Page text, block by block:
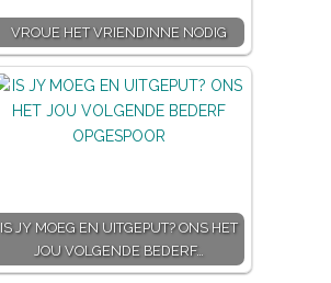
VROUE HET VRIENDINNE NODIG
IS JY MOEG EN UITGEPUT? ONS HET
JOU VOLGENDE BEDERF…